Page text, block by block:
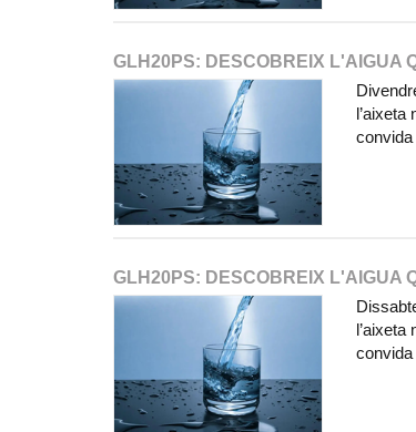
GLH20PS: DESCOBREIX L'AIGUA
convida
GLH20PS: DESCOBREIX L'AIGUA
convida